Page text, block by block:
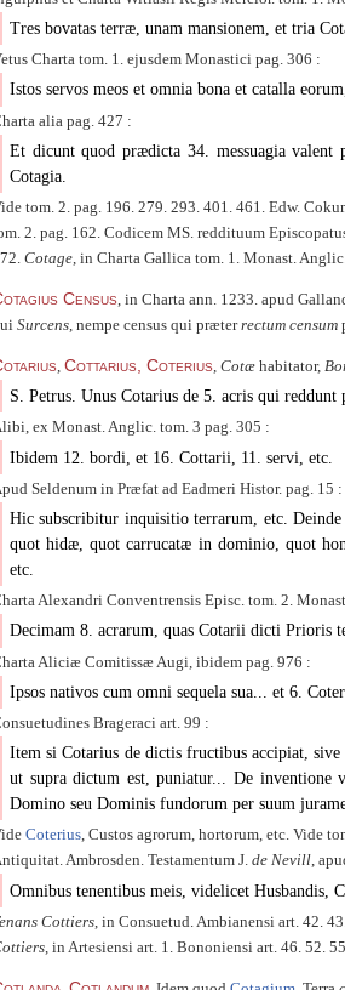
Tres bovatas terræ, unam mansionem, et tria
Charta tom. 1. ejusdem Monastici pag. 306 :
Istos servos meos et omnia bona et catalla
alia pag. 427 :
Et dicunt quod prædicta 34. messuagia
Cotagia.
tom. 2. pag. 196. 279. 293. 401. 461. Edw.
2. pag. 162. Codicem MS. reddituum
Cotage, in Charta Gallica tom. 1. Monast.
Census, in Charta ann. 1233. apud
Surcens, nempe census qui præterrectum censum
, Cottarius, Coterius, Cotæhabitator,
S. Petrus. Unus Cotarius de 5. acris qui
ex Monast. Anglic. tom. 3 pag. 305 :
Ibidem 12. bordi, et 16. Cottarii, 11. servi, etc.
Seldenum in Præfat ad Eadmeri Histor. pag. 15 :
Hic subscribitur inquisitio terrarum, etc.
quot hidæ, quot carrucatæ in dominio, quot
etc.
Alexandri Conventrensis Episc. tom. 2.
Decimam 8. acrarum, quas Cotarii dicti Prioris
Aliciæ Comitissæ Augi, ibidem pag. 976 :
Ipsos nativos cum omni sequela sua... et 6.
Brageraci art. 99 :
Item si Cotarius de dictis fructibus accipiat,
ut supra dictum est, puniatur... De inventione
Domino seu Dominis fundorum per suum
Coterius, Custos agrorum, hortorum, etc. Vide
Ambrosden. Testamentum J. de Nevill,
Omnibus tenentibus meis, videlicet Husbandis,
Cottiers, in Consuetud. Ambianensi art. 42.
, in Artesiensi art. 1. Bononiensi art. 46. 52.